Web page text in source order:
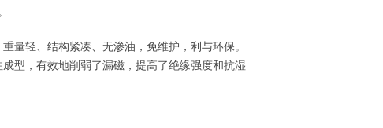
量轻、结构紧凑、无渗油，免维护，利与环保。
型，有效地削弱了漏磁，提高了绝缘强度和抗湿